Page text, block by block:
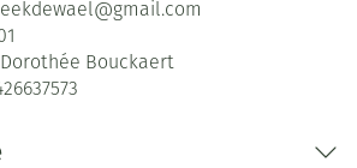
gmail.com
Dorothée Bouckaert